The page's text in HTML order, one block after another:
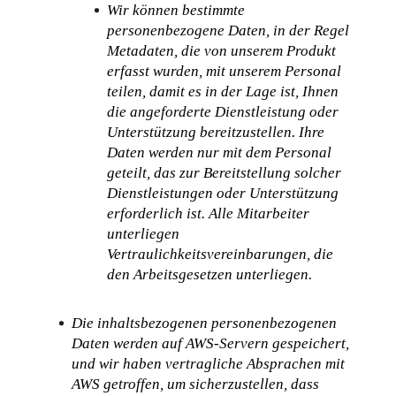
Wir können bestimmte
personenbezogene Daten, in der Regel
Metadaten, die von unserem Produkt
erfasst wurden, mit unserem Personal
teilen, damit es in der Lage ist, Ihnen
die angeforderte Dienstleistung oder
Unterstützung bereitzustellen. Ihre
Daten werden nur mit dem Personal
geteilt, das zur Bereitstellung solcher
Dienstleistungen oder Unterstützung
erforderlich ist. Alle Mitarbeiter
unterliegen
Vertraulichkeitsvereinbarungen, die
den Arbeitsgesetzen unterliegen.
Die inhaltsbezogenen personenbezogenen
Daten werden auf AWS-Servern gespeichert,
und wir haben vertragliche Absprachen mit
AWS getroffen, um sicherzustellen, dass